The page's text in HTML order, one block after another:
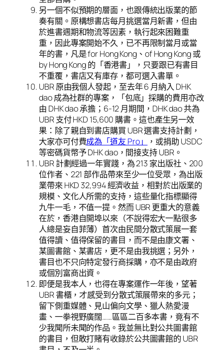
另一個不似預期的層面，也跟傳統出版業的節
奏有關。原構想書店每月挑選當月新書，但由
於進書週期和物流等因素，執行起來困難重
重，因此專案開始不久，已不再限制當月或當
年的書，凡是 for Hong Kong、of Hong Kong 或
by Hong Kong 的「香港書」，只要跟已有書目
不重覆，書店又有庫存，都可選入書單。
UBR 原由我個人發起，至去年 6 月納入 DHK
dao 成為社群的專案，「包底」採購的費用亦改
由 DHK dao 承擔；6-12 月期間，DHK dao 共為
UBR 支付 HKD 15,600 購書。這也產生另一效
果：除了親自到書店購買 UBR 選書支持計劃，
大家亦可付費成為「道友 Pro」
，或捐助 USDC
等密碼貨幣予 DHK dao，間接支持 UBR。
UBR 計劃經過一年實踐，為 213 家出版社、200
位作者、221 部作品帶來至少一位受眾，為出版
業帶來 HKD 32,994 經濟收益，相對於出版業的
規模、文化人所需的支持，這些量化指標顯得
九牛一毛，不值一提。然而 UBR 更重大的意義
在於，香港自開埠以來（不說得宏大一點很多
人總是妄自菲薄）首次由民間分散式策展一套
值得讀、值得保留的書目，而不是由康文署、
某圖書館、某書店，更不是由我挑選；另外，
書目也不只向特定發行商採購，亦不是由政府
或個別富商出資。
即便是我本人，也得在專案運作一年後，望著
UBR 書櫃，才感受到分散式策展帶來的多元；
留下側重媒體、見山偏向文學、獵人熱愛漫
畫、一拳視野廣闊……區區二百多本書，竟有不
少我聞所未聞的作品。我並無比對公共圖書館
的書目，但敢打賭有收錄於公共圖書館的 UBR